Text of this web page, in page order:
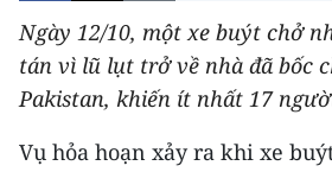
XÃ HỘI
PHÁP LUẬT
DU LỊCH
Ngày 12/10, một xe buýt chở
tán vì lũ lụt trở về nhà đã bốc
Pakistan, khiến ít nhất 17
Vụ hỏa hoạn xảy ra khi xe